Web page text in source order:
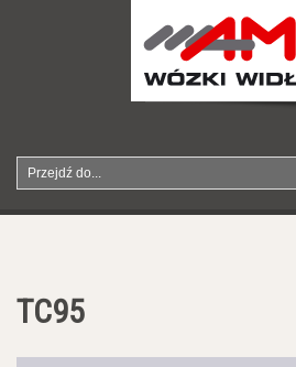
TC95